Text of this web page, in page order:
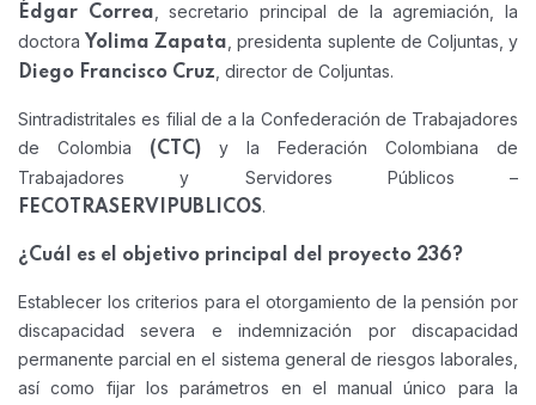
Édgar Correa , secretario principal de la agremiación, la
doctoraYolima Zapata , presidenta suplente de Coljuntas, y
Diego Francisco Cruz , director de Coljuntas.
Sintradistritales es filial de a la Confederación de Trabajadores
de Colombia (CTC) y la Federación Colombiana de
Trabajadores y Servidores Públicos –
FECOTRASERVIPUBLICOS.
¿Cuál es el objetivo principal del proyecto 236?
Establecer los criterios para el otorgamiento de la pensión por
discapacidad severa e indemnización por discapacidad
permanente parcial en el sistema general de riesgos laborales,
así como fijar los parámetros en el manual único para la